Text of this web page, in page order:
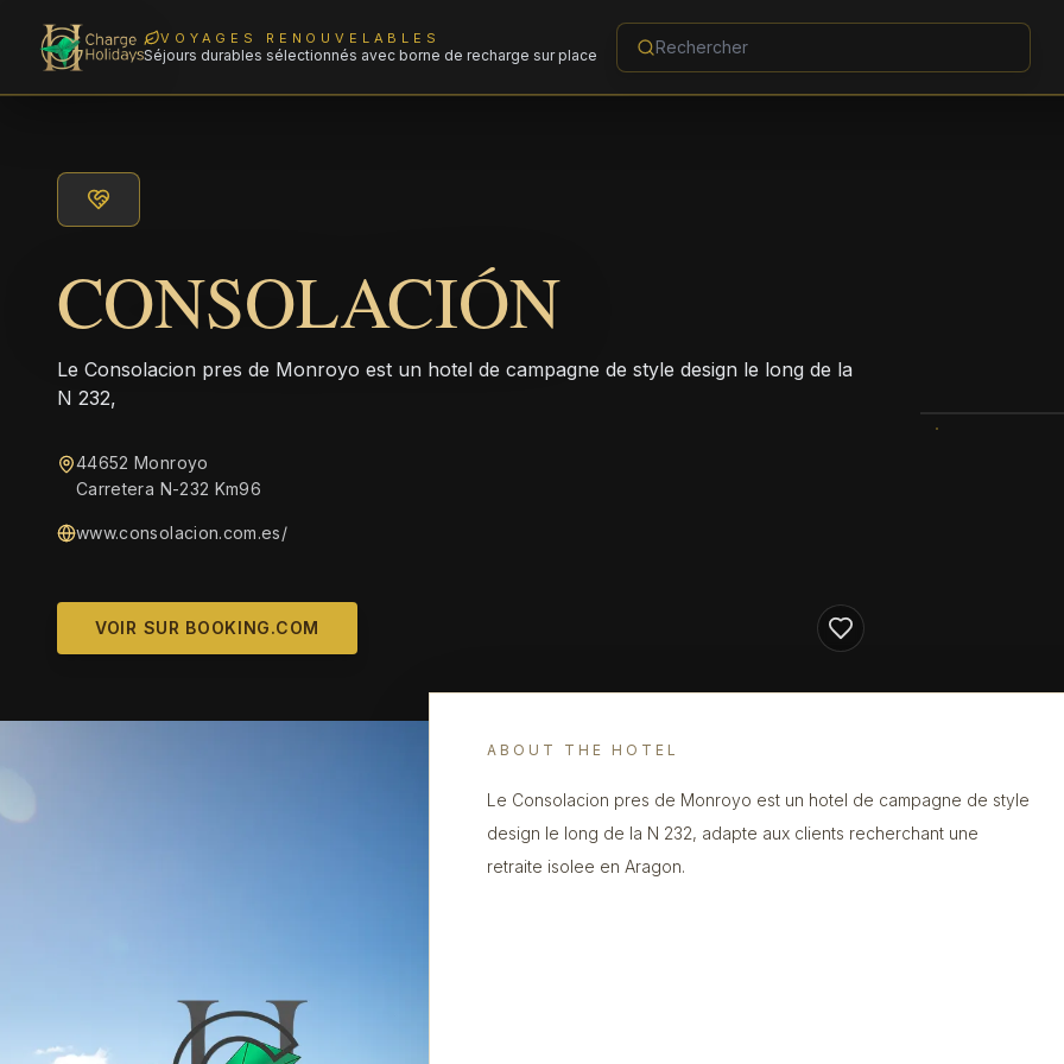
VOYAGES RENOUVELABLES
Séjours durables sélectionnés avec borne de recharge sur place
CONSOLACIÓN
Le Consolacion pres de Monroyo est un hotel de campagne de style design le long de la
N 232,
44652 Monroyo
Carretera N-232 Km96
www.consolacion.com.es/
VOIR SUR BOOKING.COM
ABOUT THE HOTEL
Le Consolacion pres de Monroyo est un hotel de campagne de style
design le long de la N 232, adapte aux clients recherchant une
retraite isolee en Aragon.